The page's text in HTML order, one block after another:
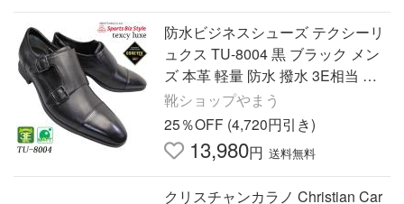
防水ビジネスシューズ テクシーリ
ュクス TU-8004 黒 ブラック メン
ズ 本革 軽量 防水 撥水 3E相当 幅
広 ゴアテックス モンクストラップ
抗菌 消臭 蒸れにくい
靴ショップやまう
25％OFF (4,720円引き)
13,980円 送料無料
クリスチャンカラノ Christian Car